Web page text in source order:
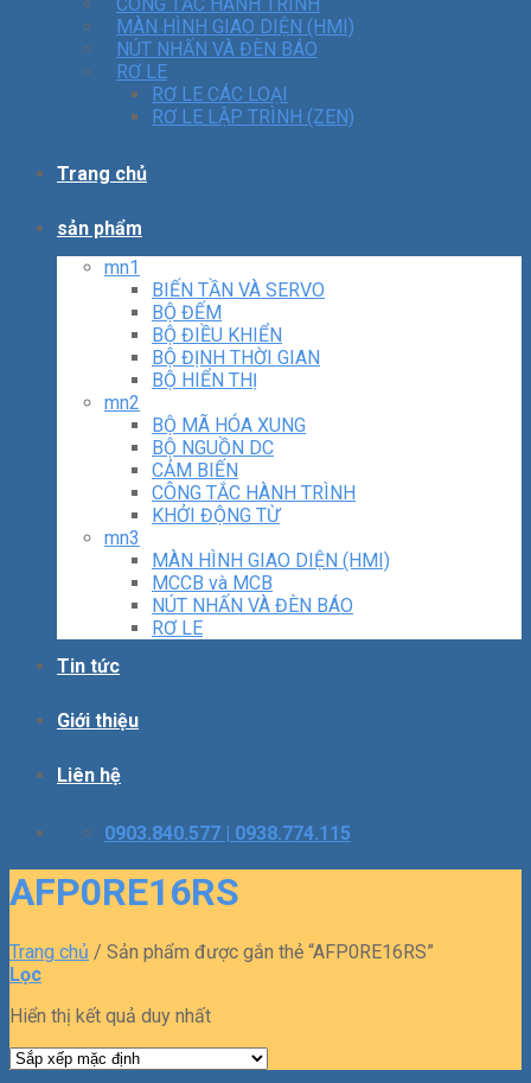
MÀN HÌNH GIAO DIỆN (HMI)
NÚT NHẤN VÀ ĐÈN BÁO
RƠ LE
RƠ LE CÁC LOẠI
RƠ LE LẬP TRÌNH (ZEN)
Trang chủ
sản phẩm
mn1
BIẾN TẦN VÀ SERVO
BỘ ĐẾM
BỘ ĐIỀU KHIỂN
BỘ ĐỊNH THỜI GIAN
BỘ HIỂN THỊ
mn2
BỘ MÃ HÓA XUNG
BỘ NGUỒN DC
CẢM BIẾN
CÔNG TẮC HÀNH TRÌNH
KHỞI ĐỘNG TỪ
mn3
MÀN HÌNH GIAO DIỆN (HMI)
MCCB và MCB
NÚT NHẤN VÀ ĐÈN BÁO
RƠ LE
Tin tức
Giới thiệu
Liên hệ
0903.840.577 | 0938.774.115
AFP0RE16RS
Trang chủ / Sản phẩm được gắn thẻ “AFP0RE16RS”
Lọc
Hiển thị kết quả duy nhất